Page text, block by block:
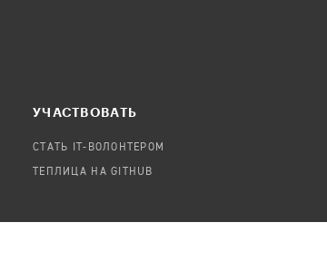
УЧАСТВОВАТЬ
СТАТЬ IT-ВОЛОНТЕРОМ
ТЕПЛИЦА НА GITHUB